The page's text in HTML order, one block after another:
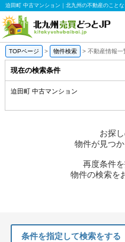
迫田町 中古マンション｜北九州の不動産のこと
TOPページ > 物件検索 > 不動産情報一
現在の検索条件
迫田町 中古マンション
お探
物件が見つか
再度条件
物件の検索を
条件を指定して検索をする